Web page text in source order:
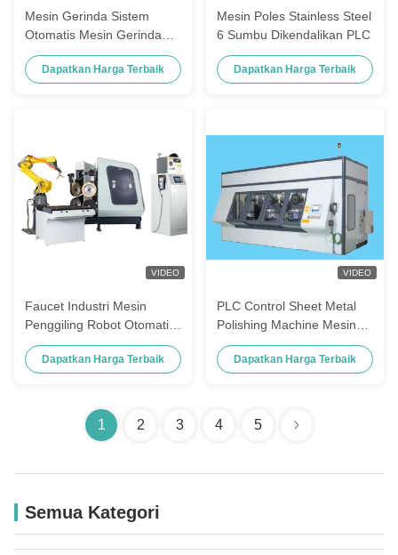
Mesin Gerinda Sistem
Otomatis Mesin Gerinda
Robot Poles Untuk Keran
Dapatkan Harga Terbaik
Mesin Poles Stainless Steel
6 Sumbu Dikendalikan PLC
Dapatkan Harga Terbaik
VIDEO
Faucet Industri Mesin
Penggiling Robot Otomatis
Penuh Dengan 2 Sel Robot
Dapatkan Harga Terbaik
VIDEO
PLC Control Sheet Metal
Polishing Machine Mesin
Poles Stainless Steel
Dapatkan Harga Terbaik
1 2 3 4 5
Semua Kategori